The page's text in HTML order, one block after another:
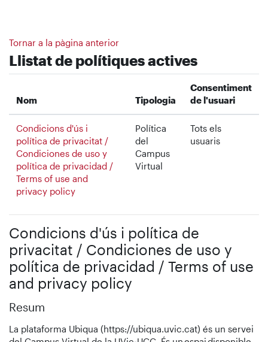
Tornar a la pàgina anterior
Llistat de polítiques actives
Nom Tipologia
Consentiment
de l'usuari
Condicions d'ús i
política de privacitat /
Condiciones de uso y
política de privacidad /
Terms of use and
privacy policy
Política
del
Campus
Virtual
Tots els
usuaris
Condicions d'ús i política de
privacitat / Condiciones de uso y
política de privacidad / Terms of use
and privacy policy
Resum
La plataforma Ubiqua (https://ubiqua.uvic.cat) és un servei